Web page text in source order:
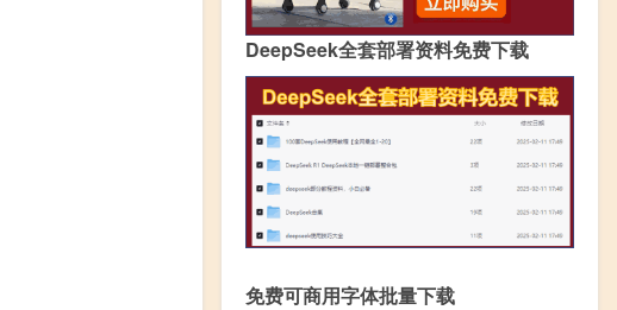
DeepSeek全套部署资料免费下载
免费可商用字体批量下载